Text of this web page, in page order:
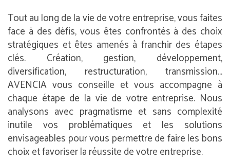
Tout au long de la vie de votre entreprise, vous faites
face à des défis, vous êtes confrontés à des choix
stratégiques et êtes amenés à franchir des étapes
clés. Création, gestion, développement,
diversification, restructuration, transmission…
AVENCIA vous conseille et vous accompagne à
chaque étape de la vie de votre entreprise. Nous
analysons avec pragmatisme et sans complexité
inutile vos problématiques et les solutions
envisageables pour vous permettre de faire les bons
choix et favoriser la réussite de votre entreprise.